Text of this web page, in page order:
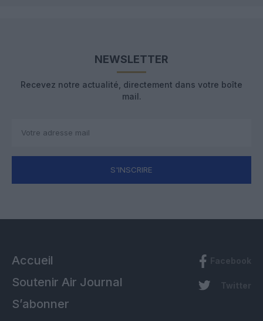
NEWSLETTER
Recevez notre actualité, directement dans votre boîte
mail.
S'INSCRIRE
Accueil
Soutenir Air Journal
S’abonner